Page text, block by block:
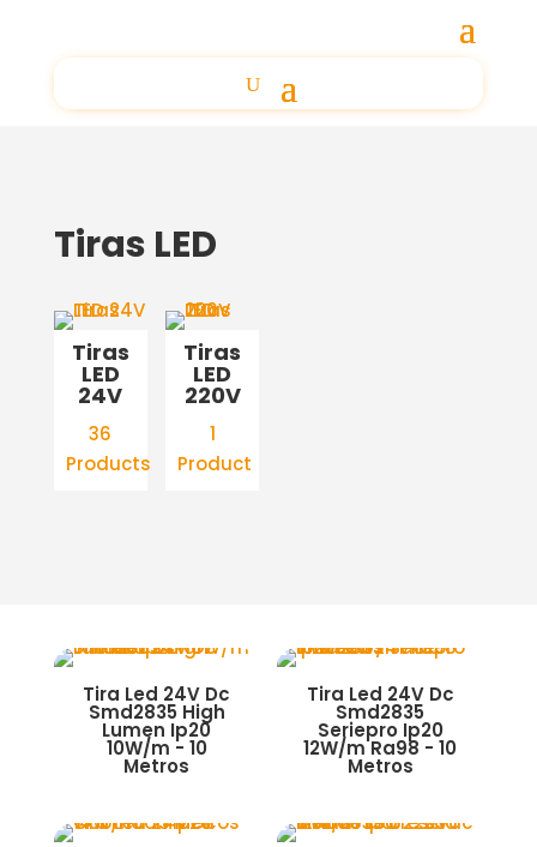
Tiras LED
Tiras
LED
24V
36
Products
Tiras
LED
220V
1
Product
Tira Led 24V Dc
Smd2835 High
Lumen Ip20
10W/m - 10
Metros
Tira Led 24V Dc
Smd2835
Seriepro Ip20
12W/m Ra98 - 10
Metros